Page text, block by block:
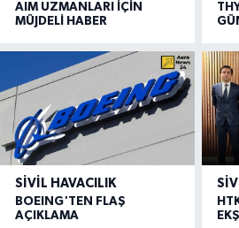
AIM UZMANLARI İÇİN
MÜJDELİ HABER
SIVIL HAVACILIK
BOEING'TEN FLAŞ
AÇIKLAMA